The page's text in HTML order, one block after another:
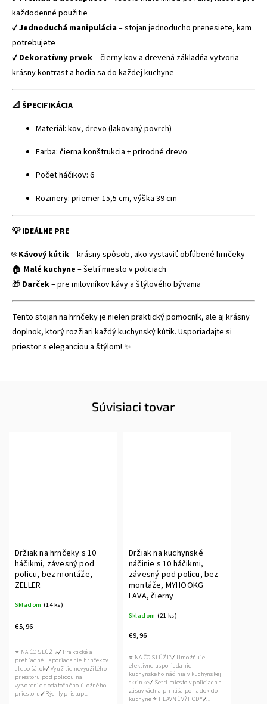
každodenné použitie
✔Jednoduchá manipulácia– stojan jednoducho prenesiete, kam
potrebujete
✔ Dekoratívny prvok– čierny kov a drevená základňa vytvoria
krásny kontrast a hodia sa do každej kuchyne
📐 ŠPECIFIKÁCIA
Materiál: kov, drevo (lakovaný povrch)
Farba: čierna konštrukcia + prírodné drevo
Počet háčikov: 6
Rozmery: priemer 15,5 cm, výška 39 cm
💡 IDEÁLNE PRE
☕Kávový kútik– krásny spôsob, ako vystaviť obľúbené hrnčeky
🏠 Malé kuchyne – šetrí miesto v policiach
🎁 Darček– pre milovníkov kávy a štýlového bývania
Tento stojan na hrnčeky je nielen praktický pomocník, ale aj krásny
doplnok, ktorý rozžiari každý kuchynský kútik. Usporiadajte si
priestor s eleganciou a štýlom! ✨
Súvisiaci tovar
Držiak na hrnčeky s 10
háčikmi, závesný pod
policu, bez montáže,
ZELLER
Skladom (14 ks)
€5,96
⭐ NA ČO SLÚŽI?✔ Praktické a
prehľadné usporiadanie hrnčekov
alebo šálok✔ Využitie nevyužitého
priestoru pod policou na
vytvorenie dodatočného úložného
priestoru✔ Rýchly prístup...
Držiak na kuchynské
náčinie s 10 háčikmi,
závesný pod policu, bez
montáže, MYHOOKG
LAVA, čierny
Skladom (21 ks)
€9,96
⭐ NA ČO SLÚŽI?✔ Umožňuje
efektívne usporiadanie
kuchynského náčinia v kuchynskej
skrinke✔ Šetrí miesto v policiach a
zásuvkách a prináša poriadok do
kuchyne ⭐ HLAVNÉ VÝHODY✔...